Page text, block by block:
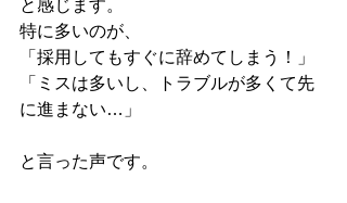
と感じます。
特に多いのが、
「採用してもすぐに辞めてしまう！」
「ミスは多いし、トラブルが多くて先
に進まない…」
と言った声です。